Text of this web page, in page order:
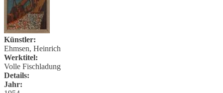
Künstler:
Ehmsen, Heinrich
Werktitel:
Volle Fischladung
Details:
Jahr: